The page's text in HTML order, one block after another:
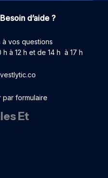
d’aide ?
vos questions
à 12 h et de 14 h à 17 h
par formulaire
Et